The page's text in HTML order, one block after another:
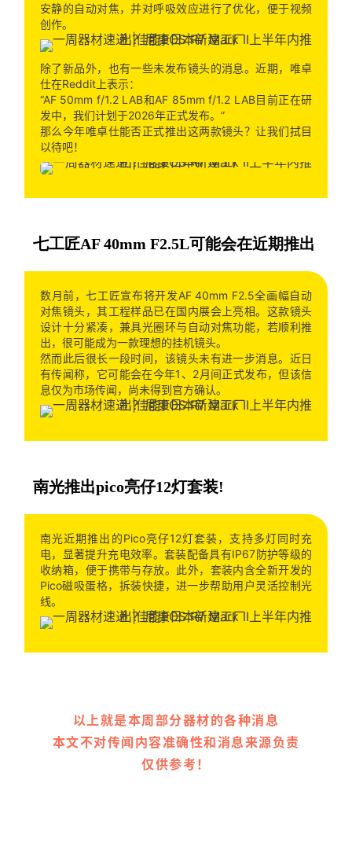
安静的自动对焦，并对呼吸效应进行了优化，便于视频
创作。
除了新品外，也有一些未发布镜头的消息。近期，唯卓
仕在Reddit上表示：
“AF 50mm f/1.2 LAB和AF 85mm f/1.2 LAB目前正在研
发中，我们计划于2026年正式发布。”
那么今年唯卓仕能否正式推出这两款镜头？让我们拭目
以待吧！
七工匠AF 40mm F2.5L可能会在近期推出
数月前，七工匠宣布将开发AF 40mm F2.5全画幅自动
对焦镜头，其工程样品已在国内展会上亮相。这款镜头
设计十分紧凑，兼具光圈环与自动对焦功能，若顺利推
出，很可能成为一款理想的挂机镜头。
然而此后很长一段时间，该镜头未有进一步消息。近日
有传闻称，它可能会在今年1、2月间正式发布，但该信
息仅为市场传闻，尚未得到官方确认。
南光推出pico亮仔12灯套装!
南光近期推出的Pico亮仔12灯套装，支持多灯同时充
电，显著提升充电效率。套装配备具有IP67防护等级的
收纳箱，便于携带与存放。此外，套装内含全新开发的
Pico磁吸蛋格，拆装快捷，进一步帮助用户灵活控制光
线。
以上就是本周部分器材的各种消息
本文不对传闻内容准确性和消息来源负责
仅供参考！